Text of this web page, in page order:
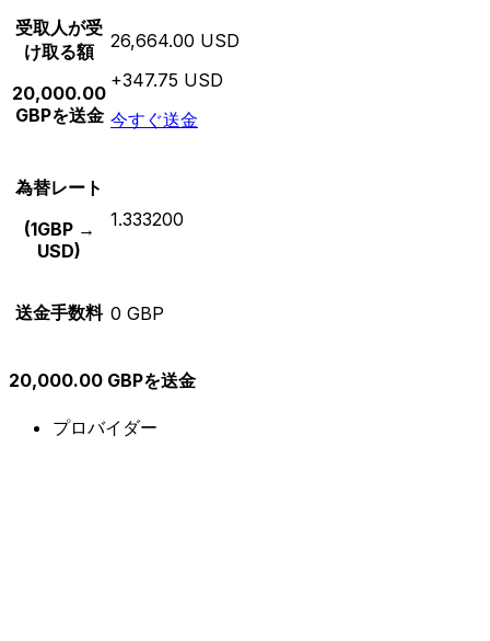
受取人が受
け取る額
20,000.00
GBPを送金
26,664.00 USD
+347.75 USD
今すぐ送金
為替レート
(1GBP →
USD)
1.333200
送金手数料 0 GBP
20,000.00 GBPを送金
プロバイダー